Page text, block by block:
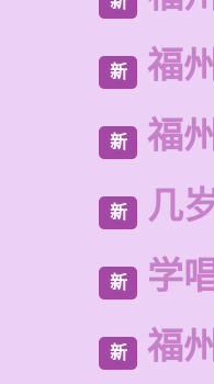
新 福
新 福
新 几
新 学
新 福